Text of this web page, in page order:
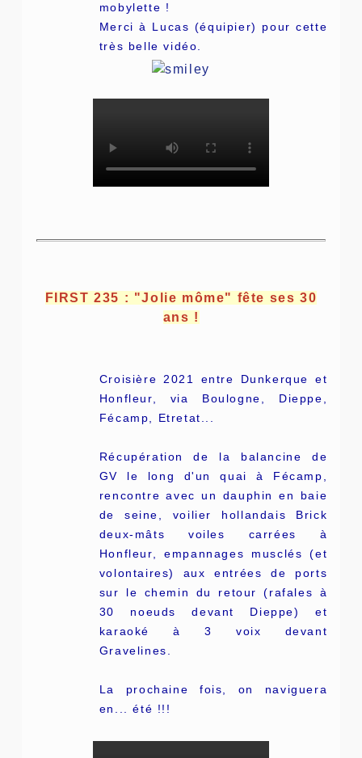
mobylette !
Merci à Lucas (équipier) pour cette
très belle vidéo.
FIRST 235 : "Jolie môme" fête ses 30
ans !
Croisière 2021 entre Dunkerque et
Honfleur, via Boulogne, Dieppe,
Fécamp, Etretat...
Récupération de la balancine de
GV le long d'un quai à Fécamp,
rencontre avec un dauphin en baie
de seine, voilier hollandais Brick
deux-mâts voiles carrées à
Honfleur, empannages musclés (et
volontaires) aux entrées de ports
sur le chemin du retour (rafales à
30 noeuds devant Dieppe) et
karaoké à 3 voix devant
Gravelines.
La prochaine fois, on naviguera
en... été !!!